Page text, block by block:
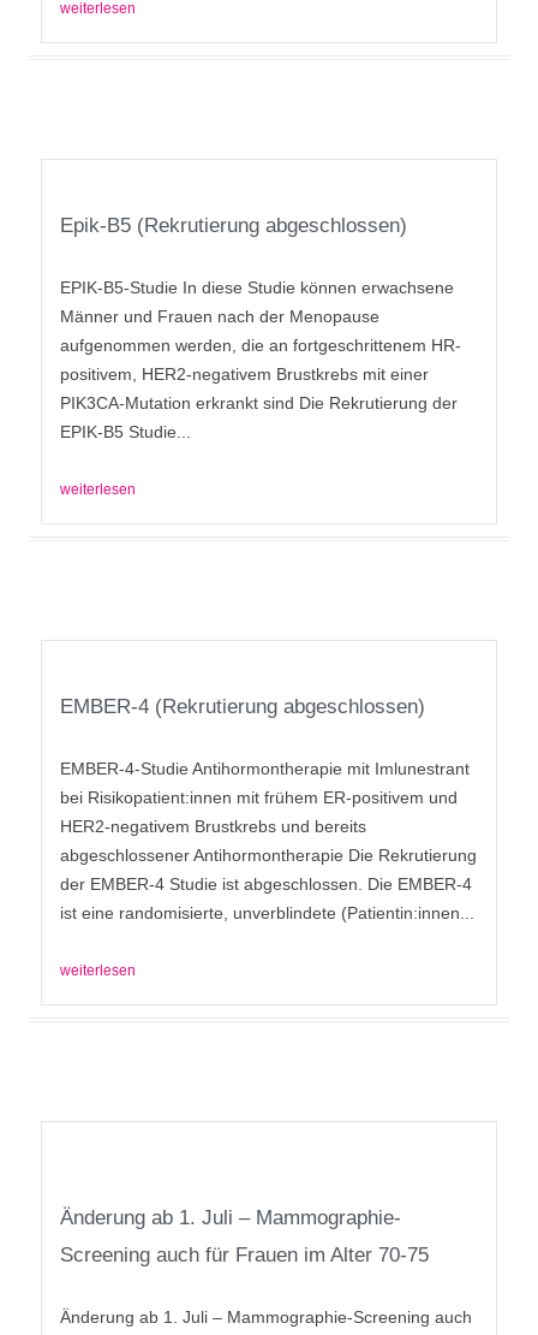
weiterlesen
Epik-B5 (Rekrutierung abgeschlossen)
EPIK-B5-Studie In diese Studie können erwachsene
Männer und Frauen nach der Menopause
aufgenommen werden, die an fortgeschrittenem HR-
positivem, HER2-negativem Brustkrebs mit einer
PIK3CA-Mutation erkrankt sind Die Rekrutierung der
EPIK-B5 Studie...
weiterlesen
EMBER-4 (Rekrutierung abgeschlossen)
EMBER-4-Studie Antihormontherapie mit Imlunestrant
bei Risikopatient:innen mit frühem ER-positivem und
HER2-negativem Brustkrebs und bereits
abgeschlossener Antihormontherapie Die Rekrutierung
der EMBER-4 Studie ist abgeschlossen. Die EMBER-4
ist eine randomisierte, unverblindete (Patientin:innen...
weiterlesen
Änderung ab 1. Juli – Mammographie-
Screening auch für Frauen im Alter 70-75
Änderung ab 1. Juli – Mammographie-Screening auch